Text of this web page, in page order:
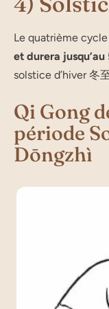
Le qua­trième
et dure­ra
solstice d’hiver 冬
Qi Gong
période
Dōngzhì